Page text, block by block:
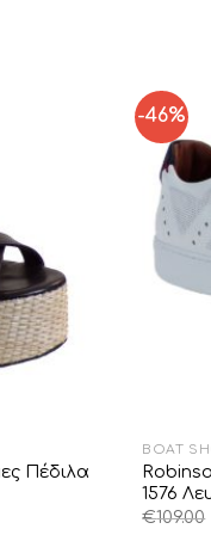
Πέδιλα
-46%
BOAT
1576
€109.00